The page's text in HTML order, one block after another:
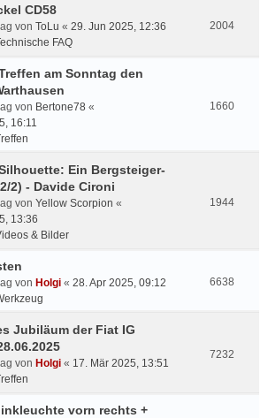
CD58
von ToLu « 29. Jun 2025, 12:36
FAQ
2004
am Sonntag den
von Bertone78 «
16:11
1660
Ein Bergsteiger-
2) - Davide Cironi
von Yellow Scorpion «
13:36
& Bilder
1944
von Holgi « 28. Apr 2025, 09:12
6638
Jubiläum der Fiat IG
von Holgi « 17. Mär 2025, 13:51
7232
vorn rechts +